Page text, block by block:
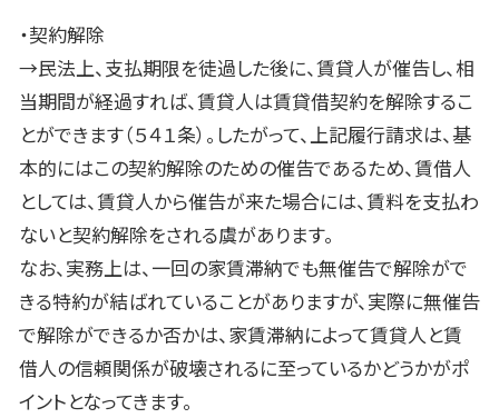
・契約解除
→民法上、支払期限を徒過した後に、賃貸人が催告し、相
当期間が経過すれば、賃貸人は賃貸借契約を解除するこ
とができます（５４１条）。したがって、上記履行請求は、基
本的にはこの契約解除のための催告であるため、賃借人
としては、賃貸人から催告が来た場合には、賃料を支払わ
ないと契約解除をされる虞があります。
なお、実務上は、一回の家賃滞納でも無催告で解除がで
きる特約が結ばれていることがありますが、実際に無催告
で解除ができるか否かは、家賃滞納によって賃貸人と賃
借人の信頼関係が破壊されるに至っているかどうかがポ
イントとなってきます。